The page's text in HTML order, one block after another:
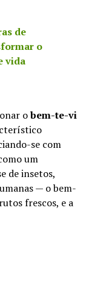
de
o
vida
obem-te-vi
se com
um
de insetos,
— o bem-
frescos, e a